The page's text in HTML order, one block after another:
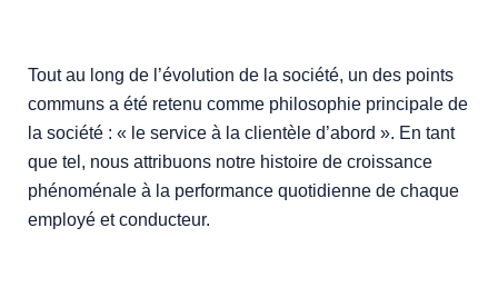
Tout au long de l’évolution de la société, un des points
communs a été retenu comme philosophie principale de
la société : « le service à la clientèle d’abord ». En tant
que tel, nous attribuons notre histoire de croissance
phénoménale à la performance quotidienne de chaque
employé et conducteur.